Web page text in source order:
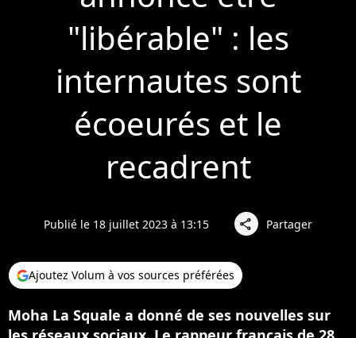
"libérable" : les
internautes sont
écoeurés et le
recadrent
Publié le 18 juillet 2023 à 13:15 share Partager
Ajoutez Volum à vos sources préférées
Moha La Squale a donné de ses nouvelles sur